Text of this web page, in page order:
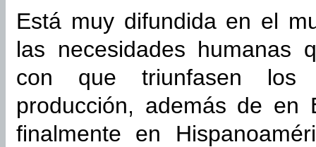
Está muy difundida en el
las necesidades humanas
con que triunfasen los
producción, además de en
finalmente en